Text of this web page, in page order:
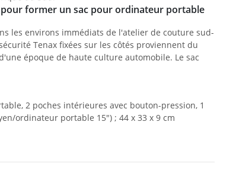
former un sac pour ordinateur portable
les environs immédiats de l'atelier de couture sud-
Tenax fixées sur les côtés proviennent du
époque de haute culture automobile. Le sac
2 poches intérieures avec bouton-pression, 1
ordinateur portable 15") ; 44 x 33 x 9 cm